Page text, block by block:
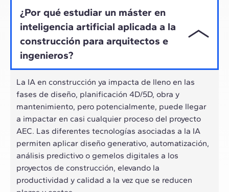
¿Por qué estudiar un máster en
inteligencia artificial aplicada a la
construcción para arquitectos e
ingenieros?
La IA en construcción ya impacta de lleno en las
fases de diseño, planificación 4D/5D, obra y
mantenimiento, pero potencialmente, puede llegar
a impactar en casi cualquier proceso del proyecto
AEC. Las diferentes tecnologías asociadas a la IA
permiten aplicar diseño generativo, automatización,
análisis predictivo o gemelos digitales a los
proyectos de construcción, elevando la
productividad y calidad a la vez que se reducen